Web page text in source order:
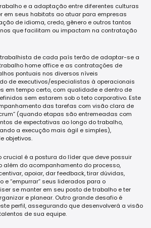
e a adaptação entre diferentes culturas
em seus habitats ao atuar para empresas
de idioma, credo, gênero e outros tantos
que facilitam ou impactam na contratação
de cada país terão de adaptar-se a
home office e as contratações de
pontuais nos diversos níveis
de executivos/especialistas à operacionais
em tempo certo, com qualidade e dentro de
sem estarem sob o teto corporativo. Este
das tarefas com visão clara de
(quando etapas são entremeadas com
de expectativas ao longo do trabalho,
a execução mais ágil e simples),
objetivos.
crucial é a postura do líder que deve possuir
do acompanhamento do processo,
apoiar, dar feedback, tirar dúvidas,
e “empurrar” seus liderados para o
se manter em seu posto de trabalho e ter
e planear. Outro grande desafio é
perfil, assegurando que desenvolverá a visão
de sua equipe.